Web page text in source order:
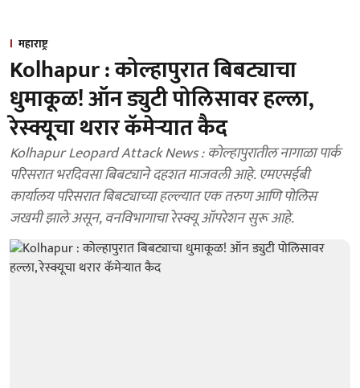
महाराष्ट्र
Kolhapur : कोल्हापुरात बिबट्याचा
धुमाकूळ! ऑन ड्युटी पोलिसावर हल्ला,
रेस्क्यूचा थरार कॅमेऱ्यात कैद
Kolhapur Leopard Attack News : कोल्हापुरातील नागाळा पार्क
परिसरात भरदिवसा बिबट्याने दहशत माजवली आहे. एमएसईबी
कार्यालय परिसरात बिबट्याच्या हल्ल्यात एक तरुण आणि पोलिस
जखमी झाले असून, वनविभागाचा रेस्क्यू ऑपरेशन सुरू आहे.